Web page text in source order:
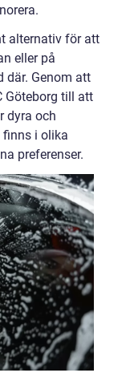
alternativ för att
eller på
där. Genom att
Göteborg till att
dyra och
finns i olika
preferenser.